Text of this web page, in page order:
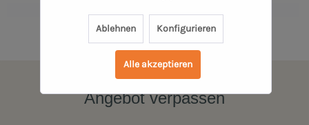
Newsletter abonnieren & kein
Angebot verpassen
Ablehnen Konfigurieren
Alle akzeptieren